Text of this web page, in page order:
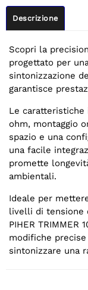
Descrizione
Scopri la
progettato per
sintonizzazione
garantisce
Le caratteristiche
ohm, montaggio
spazio e una
una facile
promette
ambientali.
Ideale per
livelli di tensione
PIHER
modifiche
sintonizzare una